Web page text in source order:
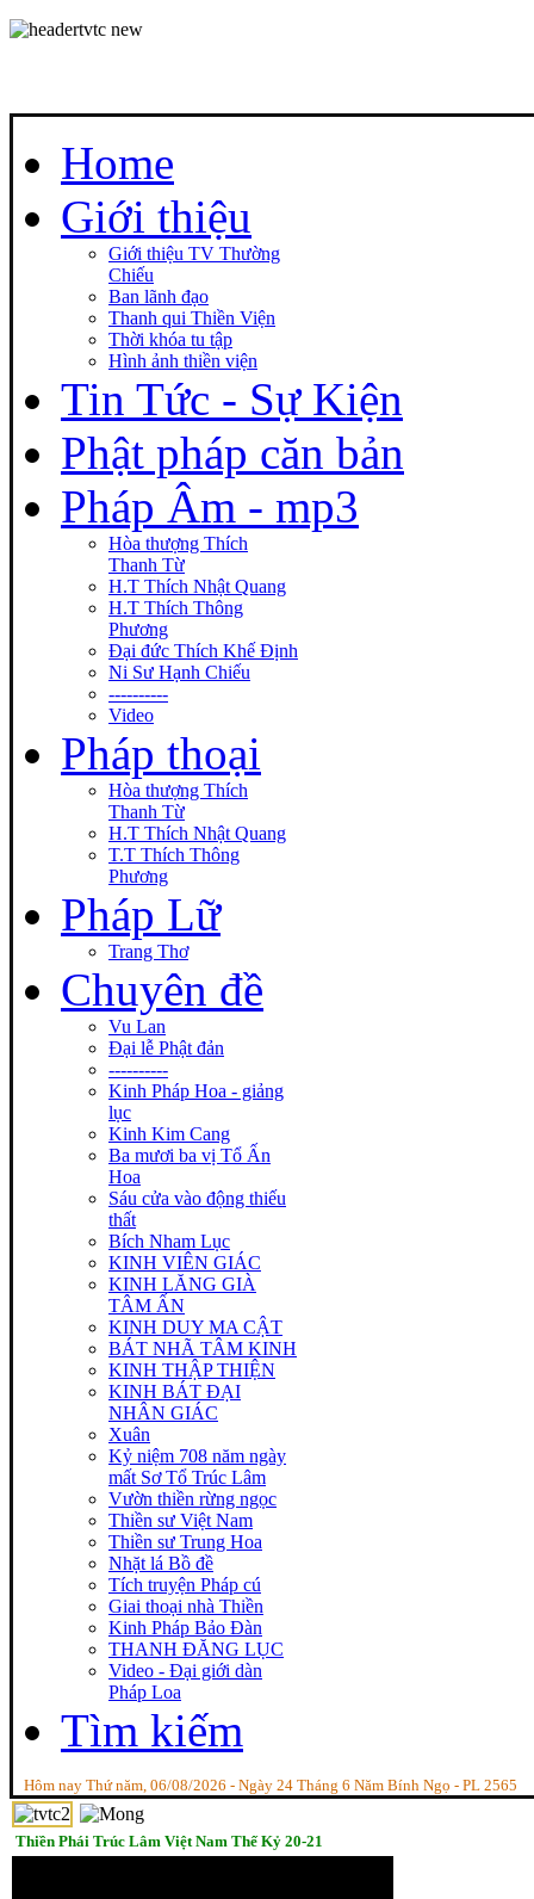
Home
Giới thiệu
Giới thiệu TV Thường
Chiếu
Ban lãnh đạo
Thanh qui Thiền Viện
Thời khóa tu tập
Hình ảnh thiền viện
Tin Tức - Sự Kiện
Phật pháp căn bản
Pháp Âm - mp3
Hòa thượng Thích
Thanh Từ
H.T Thích Nhật Quang
H.T Thích Thông
Phương
Đại đức Thích Khế Định
Ni Sư Hạnh Chiếu
----------
Video
Pháp thoại
Hòa thượng Thích
Thanh Từ
H.T Thích Nhật Quang
T.T Thích Thông
Phương
Pháp Lữ
Trang Thơ
Chuyên đề
Vu Lan
Đại lễ Phật đản
----------
Kinh Pháp Hoa - giảng
lục
Kinh Kim Cang
Ba mươi ba vị Tổ Ấn
Hoa
Sáu cửa vào động thiếu
thất
Bích Nham Lục
KINH VIÊN GIÁC
KINH LĂNG GIÀ
TÂM ẤN
KINH DUY MA CẬT
BÁT NHÃ TÂM KINH
KINH THẬP THIỆN
KINH BÁT ĐẠI
NHÂN GIÁC
Xuân
Kỷ niệm 708 năm ngày
mất Sơ Tổ Trúc Lâm
Vườn thiền rừng ngọc
Thiền sư Việt Nam
Thiền sư Trung Hoa
Nhặt lá Bồ đề
Tích truyện Pháp cú
Giai thoại nhà Thiền
Kinh Pháp Bảo Đàn
THANH ĐĂNG LỤC
Video - Đại giới dàn
Pháp Loa
Tìm kiếm
Hôm nay Thứ năm, 06/08/2026 - Ngày 24 Tháng 6 Năm Bính Ngọ - PL 2565
Thiền Phái Trúc Lâm Việt Nam Thế Kỷ 20-21